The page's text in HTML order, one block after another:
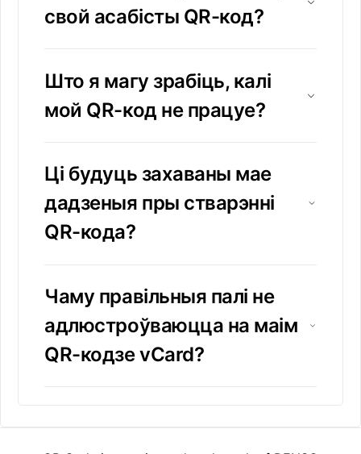
свой асабісты QR-код?
Што я магу зрабіць, калі
мой QR-код не працуе?
Ці будуць захаваны мае
дадзеныя пры стварэнні
QR-кода?
Чаму правільныя палі не
адлюстроўваюцца на маім
QR-кодзе vCard?